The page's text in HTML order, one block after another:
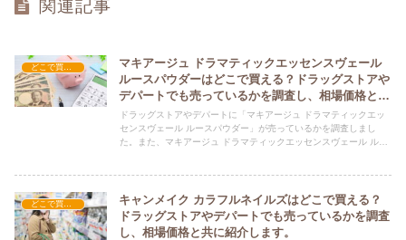
関連記事
どこで買える？-コスメ・美容品
マキアージュ ドラマティックエッセンスヴェール
ルースパウダーはどこで買える？ドラッグストアや
デパートでも売っているかを調査し、相場価格と共
に紹介します。
ドラッグストアやデパートに「マキアージュ ドラマティックエッ
センスヴェール ルースパウダー」が売っているかを調査しまし
た。また、マキアージュ ドラマティックエッセンスヴェール ルー
キャンメイク カラフルネイルズはどこで買える？
ドラッグストアやデパートでも売っているかを調査
し、相場価格と共に紹介します。